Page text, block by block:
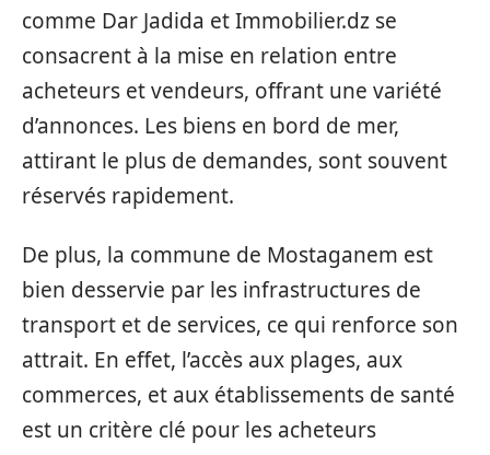
comme Dar Jadida et Immobilier.dz se
consacrent à la mise en relation entre
acheteurs et vendeurs, offrant une variété
d’annonces. Les biens en bord de mer,
attirant le plus de demandes, sont souvent
réservés rapidement.
De plus, la commune de Mostaganem est
bien desservie par les infrastructures de
transport et de services, ce qui renforce son
attrait. En effet, l’accès aux plages, aux
commerces, et aux établissements de santé
est un critère clé pour les acheteurs